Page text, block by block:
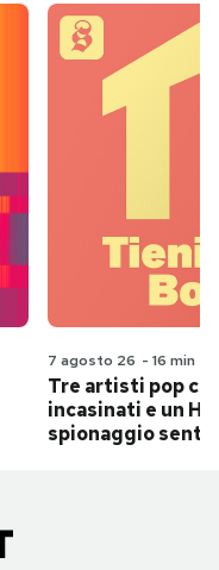
7 agosto 26 - 16 min
Tre artisti pop
incasinati e un
spionaggio